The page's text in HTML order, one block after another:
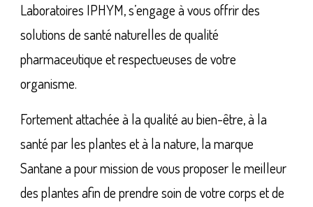
Laboratoires IPHYM, s’engage à vous offrir des
solutions de santé naturelles de qualité
pharmaceutique et respectueuses de votre
organisme.
Fortement attachée à la qualité au bien-être, à la
santé par les plantes et à la nature, la marque
Santane a pour mission de vous proposer le meilleur
des plantes afin de prendre soin de votre corps et de